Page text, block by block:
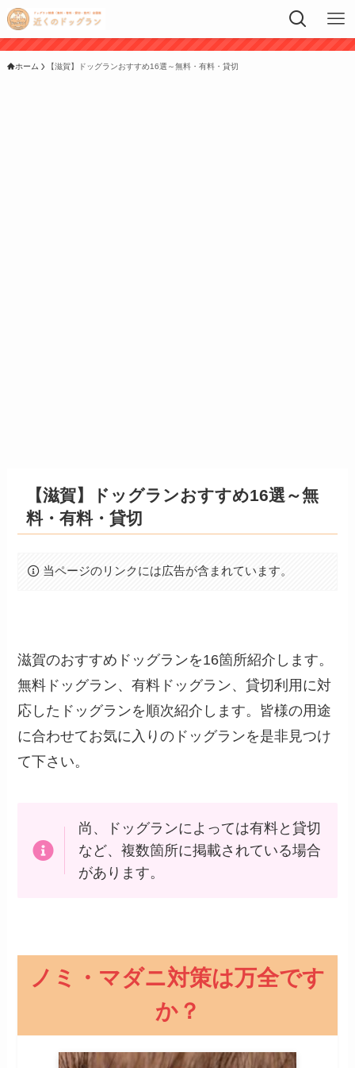
ホーム 【滋賀】ドッグランおすすめ16選～無料・有料・貸切
【滋賀】ドッグランおすすめ16選～無
料・有料・貸切
当ページのリンクには広告が含まれています。
滋賀のおすすめドッグランを16箇所紹介します。
無料ドッグラン、有料ドッグラン、貸切利用に対
応したドッグランを順次紹介します。皆様の用途
に合わせてお気に入りのドッグランを是非見つけ
て下さい。
尚、ドッグランによっては有料と貸切
など、複数箇所に掲載されている場合
があります。
ノミ・マダニ対策は万全です
か？